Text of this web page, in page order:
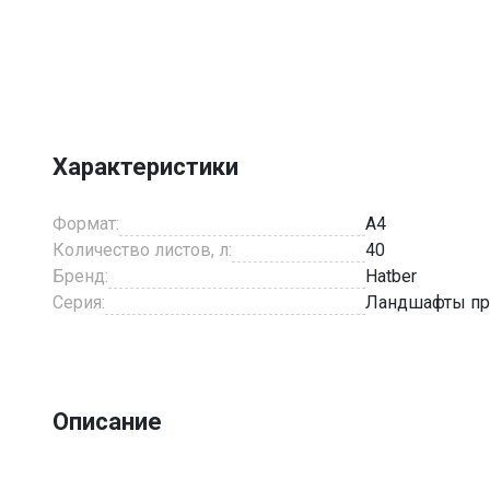
1
Характеристики
Формат:
A4
Количество листов, л:
40
Бренд:
Hatber
Серия:
Ландшафты
Описание